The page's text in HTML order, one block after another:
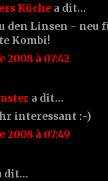
Küche a dit…
den Linsen - neu
Kombi!
2008 à 07:42
a dit…
interessant :-)
2008 à 07:49
dit…